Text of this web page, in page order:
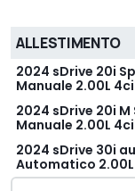
ALLESTIMENTO
2024 sDrive 20i
Manuale 2.00L
2024 sDrive 20i
Manuale 2.00L
2024 sDrive 30i
Automatico